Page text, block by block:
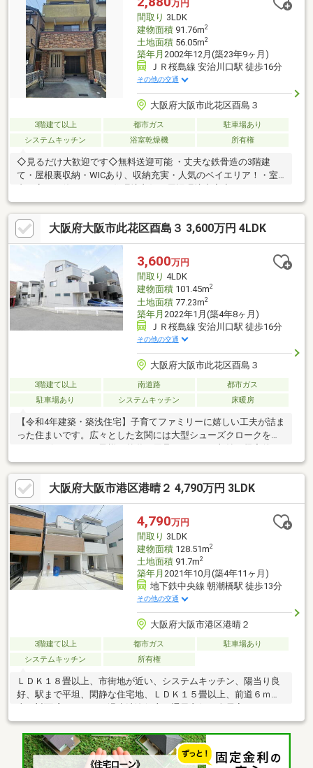
万円
間取り 3LDK
建物面積91.76m2
土地面積56.05m2
築年月 2002年12月(築23年9ヶ月)
ＪＲ桜島線 安治川口駅 徒歩16分
その他の交通
大阪府大阪市此花区酉島３
3階建て以上 都市ガス
駐車場あり
システムキッチン
浴室乾燥機 所有権
◇見るだけ大歓迎です◇無料送迎可能 ・丈夫な鉄骨造の3階建
て・屋根裏収納・WICあり、収納充実・人気のベイエリア！・室
は迅速に◆交渉は全力です◆‐多忙なお客様の「面倒だな」をフル
サポート致します‐◆「とりあえず見たい」「他社でローンを断ら
れた」「他社の物件もまとめて見てみたい」「相談だけしてみた
い」「しっかり交渉してほしい」「無駄を省きたい」等お気軽に
大阪府大阪市此花区酉島３ 3,600万円 4LDK
3,600万円
間取り 4LDK
建物面積101.45m2
土地面積77.23m2
築年月 2022年1月(築4年8ヶ月)
ＪＲ桜島線 安治川口駅 徒歩16分
その他の交通
大阪府大阪市此花区酉島３
3階建て以上 南道路
都市ガス
駐車場あり
システムキッチン 床暖房
【令和4年建築・築浅住宅】子育てファミリーに嬉しい工夫が詰ま
った住まいです。広々とした玄関には大型シューズクロークを備
ぐに手洗いできる洗面スペースがあり、衛生面にも配慮されてい
ます。約16帖のLDKは家族が自然と集まるゆとりの空間。3ヶ所の
床暖房を備え、冬でも快適にお過ごしいただけます。食器洗浄乾
燥機付きキッチンは忙しい毎日の家事をサポート。ミストサウナ
付き浴室で一日の疲れを癒せます。西側が空地のため陽当たり・
通風も良好。築浅ならではの美しい室内をぜひご覧ください。◎
災害に強い【太陽光発電システム】搭載のお家♪リスクから身を守
る逞しい備えを
大阪府大阪市港区港晴２ 4,790万円 3LDK
4,790万円
間取り 3LDK
建物面積128.51m2
土地面積91.7m2
築年月 2021年10月(築4年11ヶ月)
地下鉄中央線 朝潮橋駅 徒歩13分
その他の交通
大阪府大阪市港区港晴２
3階建て以上 都市ガス
駐車場あり
システムキッチン
所有権
ＬＤＫ１８畳以上、市街地が近い、システムキッチン、陽当り良
好、駅まで平坦、閑静な住宅地、ＬＤＫ１５畳以上、前道６ｍ以
ング、南西向き、３階建以上、食器洗乾燥機